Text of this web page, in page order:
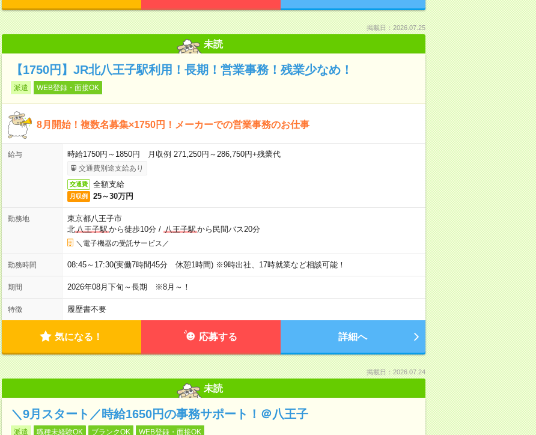
掲載日：2026.07.25
未読
【1750円】JR北八王子駅利用！長期！営業事務！残業少なめ！
派遣 WEB登録・面接OK
8月開始！複数名募集×1750円！メーカーでの営業事務のお仕事
給与 時給1750円～1850円 月収例 271,250円～286,750円+残業代
交通費別途支給あり
交通費 全額支給
月収例 25～30万円
勤務地
東京都八王子市
北八王子駅から徒歩10分/ 八王子駅から民間バス20分
＼電子機器の受託サービス／
勤務時間 08:45～17:30(実働7時間45分 休憩1時間) ※9時出社、17時就業など相談可能！
期間 2026年08月下旬～長期 ※8月～！
特徴 履歴書不要
気になる！ 応募する 詳細へ
掲載日：2026.07.24
未読
＼9月スタート／時給1650円の事務サポート！＠八王子
派遣 職種未経験OK ブランクOK WEB登録・面接OK